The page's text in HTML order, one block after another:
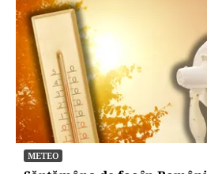
ECONOMIE
Cum poți cumpăra online
în august 2026 . Ce dobânzi
și 5 ani